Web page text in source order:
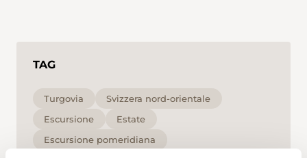
TAG
Turgovia
Svizzera nord-orientale
Escursione
Estate
Escursione pomeridiana